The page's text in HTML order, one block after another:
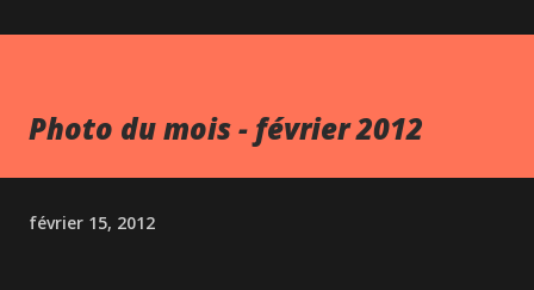
Photo du mois - février 2012
février 15, 2012